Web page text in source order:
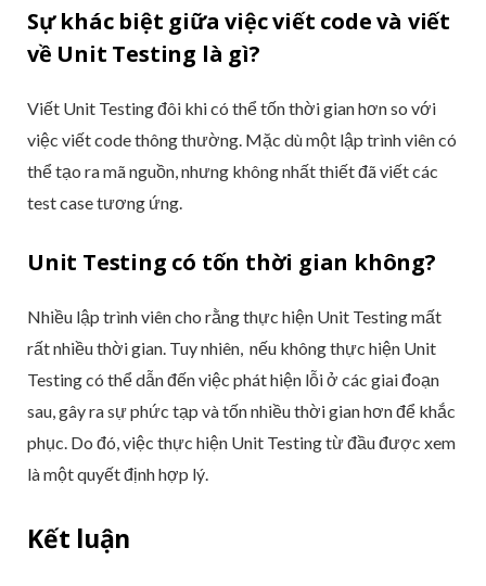
Sự khác biệt giữa việc viết code và viết
về Unit Testing là gì?
Viết Unit Testing đôi khi có thể tốn thời gian hơn so với
việc viết code thông thường. Mặc dù một lập trình viên có
thể tạo ra mã nguồn, nhưng không nhất thiết đã viết các
test case tương ứng.
Unit Testing có tốn thời gian không?
Nhiều lập trình viên cho rằng thực hiện Unit Testing mất
rất nhiều thời gian. Tuy nhiên, nếu không thực hiện Unit
Testing có thể dẫn đến việc phát hiện lỗi ở các giai đoạn
sau, gây ra sự phức tạp và tốn nhiều thời gian hơn để khắc
phục. Do đó, việc thực hiện Unit Testing từ đầu được xem
là một quyết định hợp lý.
Kết luận